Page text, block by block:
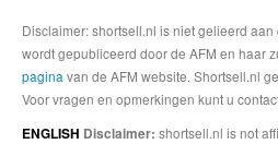
Disclaimer: shortsell.nl is niet gelieerd aan
wordt gepubliceerd door de AFM en haar
pagina van de AFM website. Shortsell.nl
Voor vragen en opmerkingen kunt u
ENGLISH Disclaimer: shortsell.nl is not